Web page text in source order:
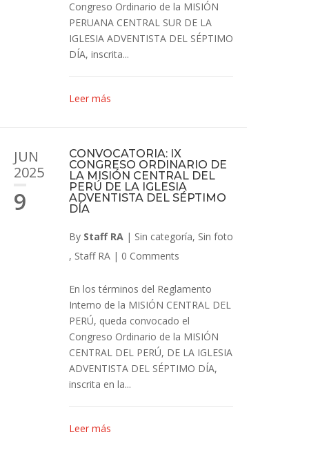
Congreso Ordinario de la MISIÓN
PERUANA CENTRAL SUR DE LA
IGLESIA ADVENTISTA DEL SÉPTIMO
DÍA, inscrita...
Leer más
JUN
2025
9
CONVOCATORIA: IX
CONGRESO ORDINARIO DE
LA MISIÓN CENTRAL DEL
PERÚ DE LA IGLESIA
ADVENTISTA DEL SÉPTIMO
DÍA
By Staff RA | Sin categoría, Sin foto
, Staff RA | 0 Comments
En los términos del Reglamento
Interno de la MISIÓN CENTRAL DEL
PERÚ, queda convocado el
Congreso Ordinario de la MISIÓN
CENTRAL DEL PERÚ, DE LA IGLESIA
ADVENTISTA DEL SÉPTIMO DÍA,
inscrita en la...
Leer más